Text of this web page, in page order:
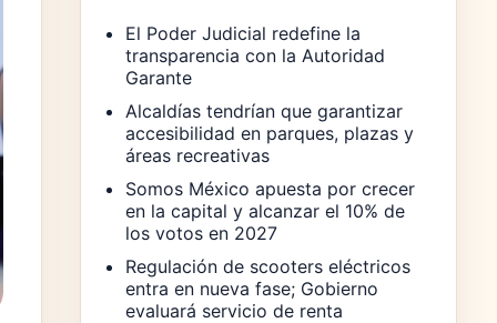
El Poder Judicial redefine la
transparencia con la Autoridad
Garante
Alcaldías tendrían que garantizar
accesibilidad en parques, plazas y
áreas recreativas
Somos México apuesta por crecer
en la capital y alcanzar el 10% de
los votos en 2027
Regulación de scooters eléctricos
entra en nueva fase; Gobierno
evaluará servicio de renta